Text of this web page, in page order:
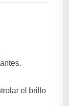
el brillo